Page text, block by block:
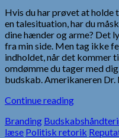
Hvis du har prøvet at
en talesituation, har du
dine hænder og arme? Det
fra min side. Men tag ikke
indholdet, når det kommer
omdømme du tager med
budskab. Amerikaneren
Continue reading
Branding
læse Politisk retorik